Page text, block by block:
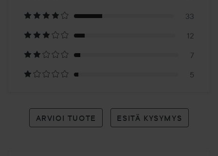
116
arvioon
33
12
7
5
ARVIOI TUOTE ESITÄ KYSYMYS